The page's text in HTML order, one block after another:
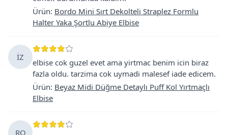
Ürün: Bordo Mini Sırt Dekolteli Straplez Formlu
Halter Yaka Şortlu Abiye Elbise
İZ
elbise cok guzel evet ama yirtmac benim icin biraz
fazla oldu. tarzima cok uymadi malesef iade edicem.
Ürün: Beyaz Midi Düğme Detaylı Puff Kol Yırtmaçlı
Elbise
RO